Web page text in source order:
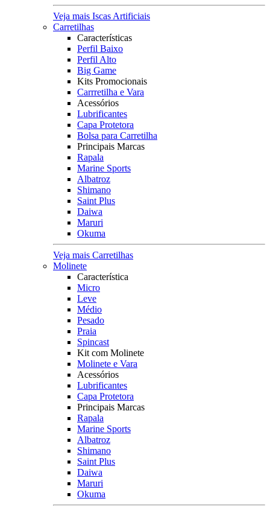
Veja mais Iscas Artificiais
Carretilhas
Características
Perfil Baixo
Perfil Alto
Big Game
Kits Promocionais
Carrretilha e Vara
Acessórios
Lubrificantes
Capa Protetora
Bolsa para Carretilha
Principais Marcas
Rapala
Marine Sports
Albatroz
Shimano
Saint Plus
Daiwa
Maruri
Okuma
Veja mais Carretilhas
Molinete
Característica
Micro
Leve
Médio
Pesado
Praia
Spincast
Kit com Molinete
Molinete e Vara
Acessórios
Lubrificantes
Capa Protetora
Principais Marcas
Rapala
Marine Sports
Albatroz
Shimano
Saint Plus
Daiwa
Maruri
Okuma